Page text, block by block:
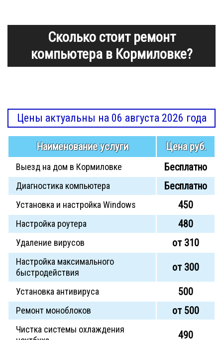
Сколько стоит ремонт
компьютера в Кормиловке?
Цены актуальны на 06 августа 2026 года
Наименование услуги Цена руб.
Выезд на дом в Кормиловке Бесплатно
Диагностика компьютера Бесплатно
Установка и настройка Windows 450
Настройка роутера 480
Удаление вирусов от 310
Настройка максимального
быстродействия
от 300
Установка антивируса 500
Ремонт моноблоков от 500
Чистка системы охлаждения
490